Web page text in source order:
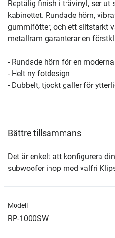
Reptålig finish i trävinyl, ser ut
kabinettet. Rundade hörn,
gummifötter, och ett slitstarkt
metallram garanterar en
- Rundade hörn för en
- Helt ny fotdesign
- Dubbelt, tjockt galler för
Bättre tillsammans
Det är enkelt att konfigurera
subwoofer ihop med valfri
Modell
RP-1000SW